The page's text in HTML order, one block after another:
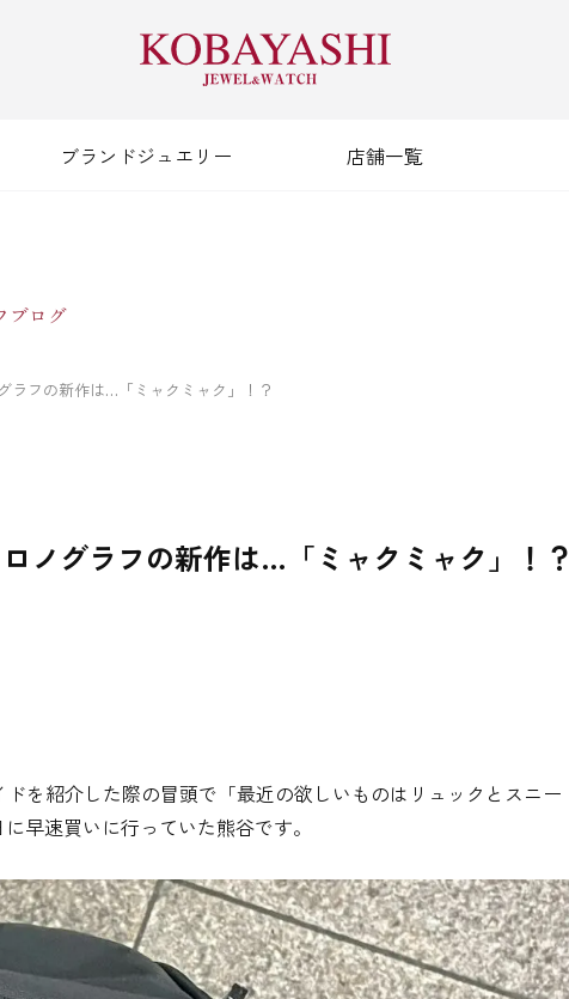
ブランドジュエリー 店舗一覧
ブログ
ラフの新作は…「ミャクミャク」！？
ノグラフの新作は…「ミャクミャク」！？
を紹介した際の冒頭で「最近の欲しいものはリュックとスニー
早速買いに行っていた熊谷です。